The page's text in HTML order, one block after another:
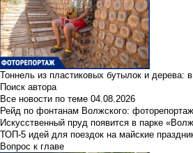
Тоннель из пластиковых бутылок и дерева:
Поиск автора
Все новости по теме 04.08.2026
Рейд по фонтанам Волжского: фоторепортаж
Искусственный пруд появится в парке
ТОП-5 идей для поездок на майские
Вопрос к главе